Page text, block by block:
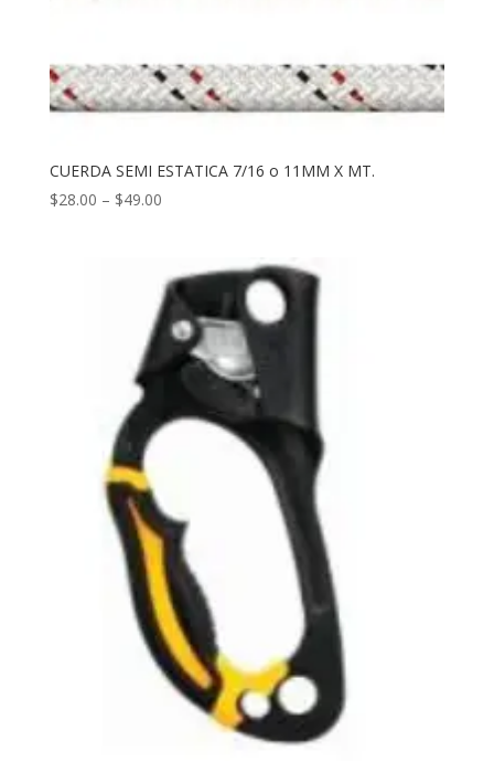
CUERDA SEMI ESTATICA 7/16 o 11MM X MT.
$28.00 – $49.00